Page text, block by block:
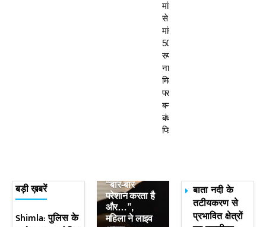
मां
से
मांगे
50
रुपए-
ना
मिलने
पर
बनाया
बंधक,
फिर…
बड़ी ख़बरें
Shimla: पुलिस के
“बार-बार
परेशान करता है
और…”,
महिला ने लाइव
बाता नदी के
तटीयकरण से
प्रभावित क्षेत्रों